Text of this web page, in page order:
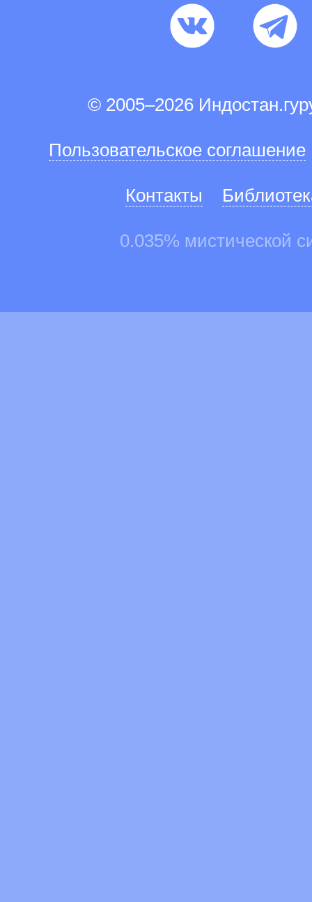
© 2005–2026
Пользовательское соглашение
Контакты
0.035% мистической